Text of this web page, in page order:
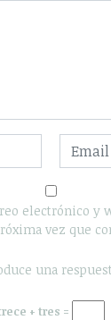
electrónico y
vez que
una
+ tres =